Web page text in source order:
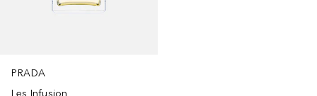
PRADA